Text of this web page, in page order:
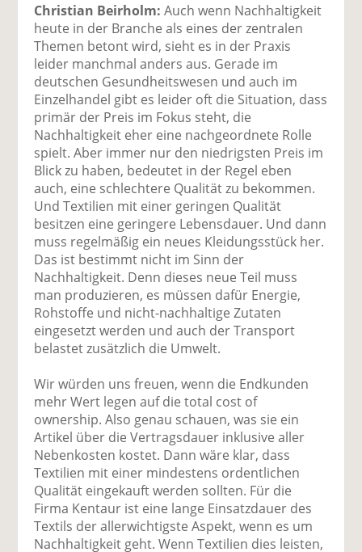
Christian Beirholm: Auch wenn Nachhaltigkeit
heute in der Branche als eines der zentralen
Themen betont wird, sieht es in der Praxis
leider manchmal anders aus. Gerade im
deutschen Gesundheitswesen und auch im
Einzelhandel gibt es leider oft die Situation, dass
primär der Preis im Fokus steht, die
Nachhaltigkeit eher eine nachgeordnete Rolle
spielt. Aber immer nur den niedrigsten Preis im
Blick zu haben, bedeutet in der Regel eben
auch, eine schlechtere Qualität zu bekommen.
Und Textilien mit einer geringen Qualität
besitzen eine geringere Lebensdauer. Und dann
muss regelmäßig ein neues Kleidungsstück her.
Das ist bestimmt nicht im Sinn der
Nachhaltigkeit. Denn dieses neue Teil muss
man produzieren, es müssen dafür Energie,
Rohstoffe und nicht-nachhaltige Zutaten
eingesetzt werden und auch der Transport
belastet zusätzlich die Umwelt.
Wir würden uns freuen, wenn die Endkunden
mehr Wert legen auf die total cost of
ownership. Also genau schauen, was sie ein
Artikel über die Vertragsdauer inklusive aller
Nebenkosten kostet. Dann wäre klar, dass
Textilien mit einer mindestens ordentlichen
Qualität eingekauft werden sollten. Für die
Firma Kentaur ist eine lange Einsatzdauer des
Textils der allerwichtigste Aspekt, wenn es um
Nachhaltigkeit geht. Wenn Textilien dies leisten,